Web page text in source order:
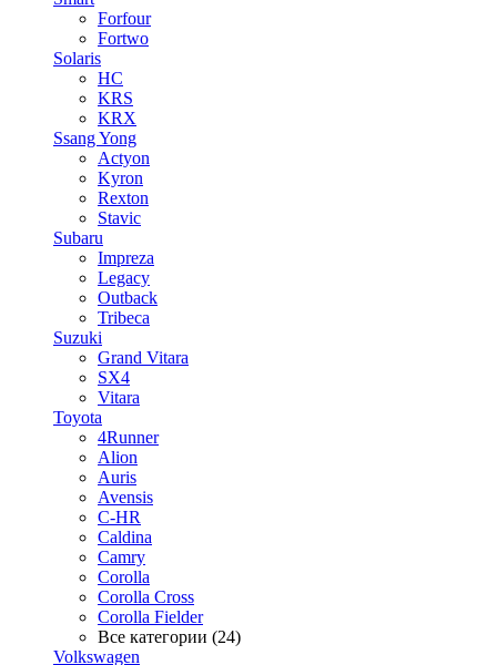
Forfour
Fortwo
Solaris
HC
KRS
KRX
Ssang Yong
Actyon
Kyron
Rexton
Stavic
Subaru
Impreza
Legacy
Outback
Tribeca
Suzuki
Grand Vitara
SX4
Vitara
Toyota
4Runner
Alion
Auris
Avensis
C-HR
Caldina
Camry
Corolla
Corolla Cross
Corolla Fielder
Все категории (24)
Volkswagen